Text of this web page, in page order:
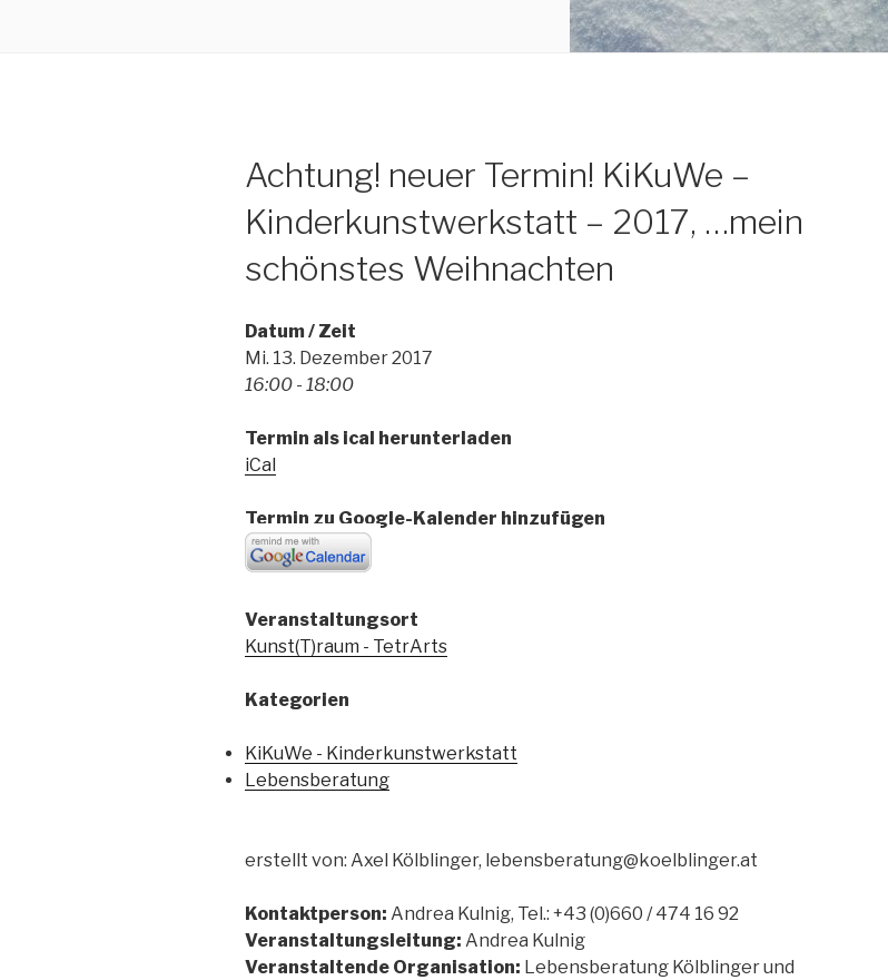
Achtung! neuer Termin! KiKuWe –
Kinderkunstwerkstatt – 2017, …mein
schönstes Weihnachten
Datum / Zeit
Mi. 13. Dezember 2017
16:00 - 18:00
Termin als ical herunterladen
iCal
Termin zu Google-Kalender hinzufügen
Veranstaltungsort
Kunst(T)raum - TetrArts
Kategorien
KiKuWe - Kinderkunstwerkstatt
Lebensberatung
erstellt von: Axel Kölblinger, lebensberatung@koelblinger.at
Kontaktperson: Andrea Kulnig, Tel.: +43 (0)660 / 474 16 92
Veranstaltungsleitung: Andrea Kulnig
Veranstaltende Organisation: Lebensberatung Kölblinger und